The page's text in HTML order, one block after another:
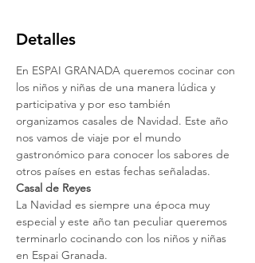
Detalles
En ESPAI GRANADA queremos cocinar con
los niños y niñas de una manera lúdica y
participativa y por eso también
organizamos casales de Navidad. Este año
nos vamos de viaje por el mundo
gastronómico para conocer los sabores de
otros países en estas fechas señaladas.
Casal de Reyes
La Navidad es siempre una época muy
especial y este año tan peculiar queremos
terminarlo cocinando con los niños y niñas
en Espai Granada.